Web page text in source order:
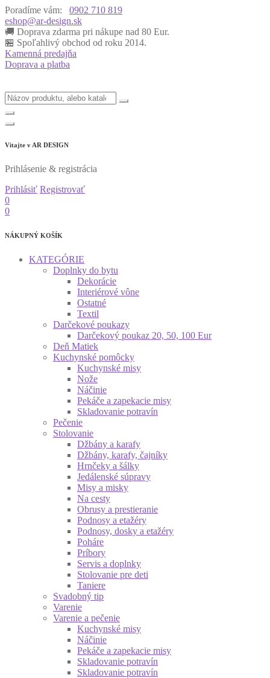
Poradíme vám:
0902 710 819
eshop@ar-design.sk
🚚 Doprava zdarma pri nákupe nad 80 Eur.
🏪 Spoľahlivý obchod od roku 2014.
Kamenná predajňa
Doprava a platba
Vitajte v AR DESIGN
Prihlásenie & registrácia
Prihlásiť Registrovať
0
0
NÁKUPNÝ KOŠÍK
KATEGÓRIE
Doplnky do bytu
Dekorácie
Interiérové vône
Ostatné
Textil
Darčekové poukazy
Darčekový poukaz 20, 50, 100 Eur
Deň Matiek
Kuchynské pomôcky
Kuchynské misy
Nože
Náčinie
Pekáče a zapekacie misy
Skladovanie potravín
Pečenie
Stolovanie
Džbány a karafy
Džbány, karafy, čajníky
Hrnčeky a šálky
Jedálenské súpravy
Misy a misky
Na cesty
Obrusy a prestieranie
Podnosy a etažéry
Podnosy, dosky a etažéry
Poháre
Príbory
Servis a doplnky
Stolovanie pre deti
Taniere
Svadobný tip
Varenie
Varenie a pečenie
Kuchynské misy
Náčinie
Pekáče a zapekacie misy
Skladovanie potravín
Skladovanie potravín